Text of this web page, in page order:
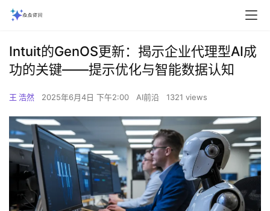
Intuit的GenOS更新：揭示企业代理型AI成
功的关键——提示优化与智能数据认知
王 浩然 2025年6月4日 下午2:00 AI前沿 1321 views